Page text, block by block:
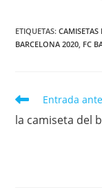
ETIQUETAS:
BARCELONA 2020, FC
Leer
más
artículos
Entrada
la camiseta del